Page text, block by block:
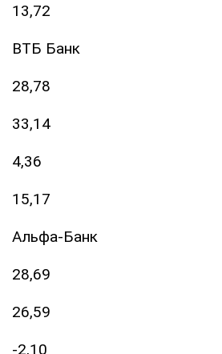
13,72
ВТБ Банк
28,78
33,14
4,36
15,17
Альфа-Банк
28,69
26,59
-2,10